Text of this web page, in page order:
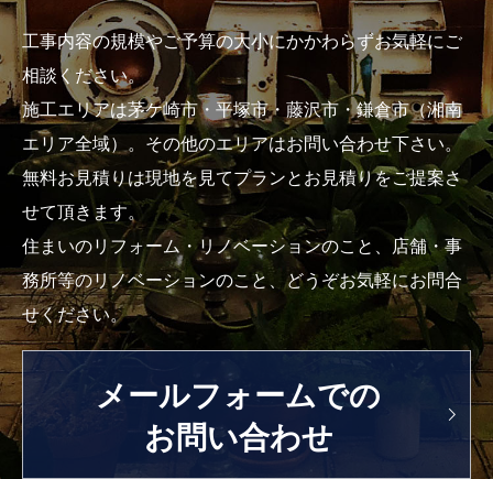
工事内容の規模やご予算の大小にかかわらずお気軽にご
相談ください。
施工エリアは茅ケ崎市・平塚市・藤沢市・鎌倉市（湘南
エリア全域）。その他のエリアはお問い合わせ下さい。
無料お見積りは現地を見てプランとお見積りをご提案さ
せて頂きます。
住まいのリフォーム・リノベーションのこと、店舗・事
務所等のリノベーションのこと、どうぞお気軽にお問合
せください。
メールフォームでの
お問い合わせ